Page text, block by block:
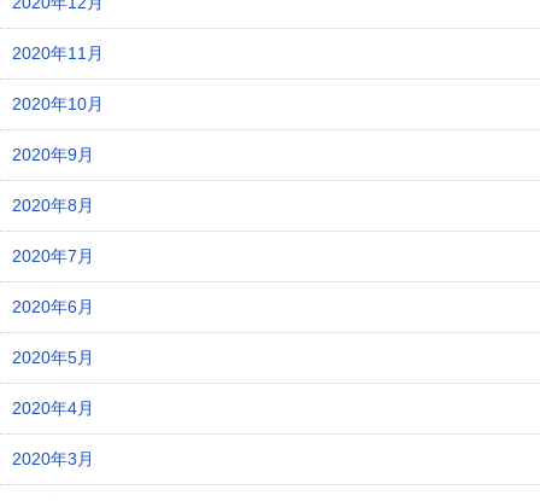
2020年11月
2020年10月
2020年9月
2020年8月
2020年7月
2020年6月
2020年5月
2020年4月
2020年3月